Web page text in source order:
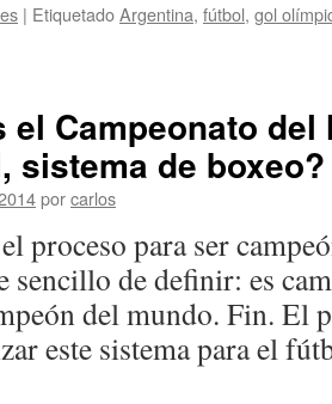
| EtiquetadoArgentina, fútbol, gol
el Campeonato del
sistema de boxeo?
porcarlos
proceso para ser
sencillo de definir: es
del mundo. Fin. El
este sistema para el